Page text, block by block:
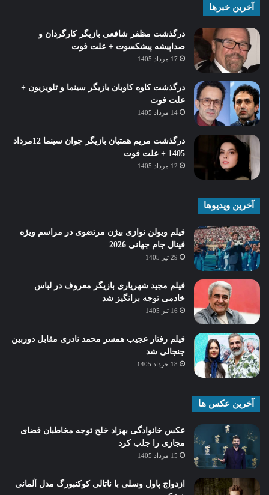
آخرین خبرها
درگذشت مظفر شافعی بازیگر کارگردان و
صداپیشه پیشکسوت + علت فوت
17 مرداد 1405
درگذشت کاوه کاویان بازیگر سینما و تلویزیون +
علت فوت
14 مرداد 1405
درگذشت مریم همتیان بازیگر جوان سینما 12مرداد
1405 + علت فوت
12 مرداد 1405
آخرین ویدیوها
فیلم ویولن نوازی بیژن مرتضوی در مراسم ویژه
فینال جام جهانی 2026
29 تیر 1405
فیلم مجید شهریاری بازیگر معروف در لباس
خادمی توجه برانگیز شد
16 تیر 1405
فیلم رفتار عجیب همسر محمد نادری مقابل دوربین
جنجالی شد
18 خرداد 1405
آخرین عکس ها
عکس خانوادگی بهزاد خلج توجه مخاطبان فضای
مجازی را جلب کرد
15 مرداد 1405
ازدواج پاول وسلی با ناتالی کوکنبورگ مدل آلمانی